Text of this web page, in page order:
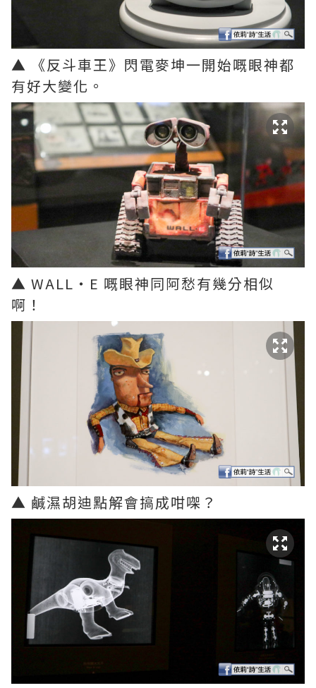
▲ 《反斗車王》閃電麥坤一開始嘅眼神都
有好大變化。
▲ WALL‧E 嘅眼神同阿愁有幾分相似
啊！
▲ 鹹濕胡迪點解會搞成咁㗎？